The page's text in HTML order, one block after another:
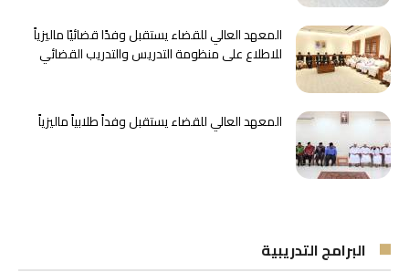
المعهد العالي للقضاء يستقبل وفدًا قضائيًا ماليزياً
للاطلاع على منظومة التدريس والتدريب القضائي
المعهد العالي للقضاء يستقبل وفداً طلابياً ماليزياً
البرامج التدريبية